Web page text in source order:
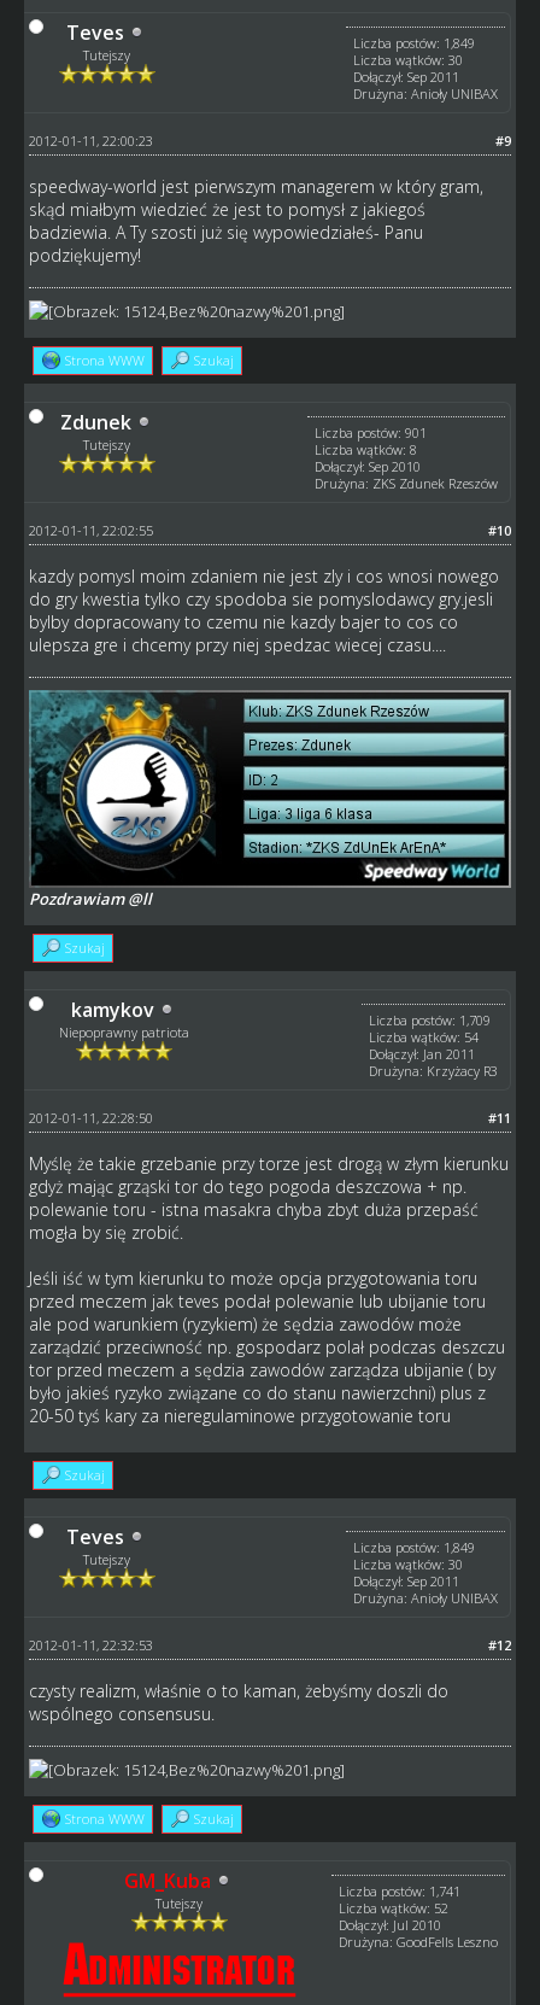
Teves
Tutejszy
Liczba postów: 1,849
Liczba wątków: 30
Dołączył: Sep 2011
Drużyna: Anioły UNIBAX
#9
2012-01-11, 22:00:23
speedway-world jest pierwszym managerem w który gram,
skąd miałbym wiedzieć że jest to pomysł z jakiegoś
badziewia. A Ty szosti już się wypowiedziałeś- Panu
podziękujemy!
Strona WWW Szukaj
Zdunek
Tutejszy
Liczba postów: 901
Liczba wątków: 8
Dołączył: Sep 2010
Drużyna: ZKS Zdunek Rzeszów
#10
2012-01-11, 22:02:55
kazdy pomysl moim zdaniem nie jest zly i cos wnosi nowego
do gry kwestia tylko czy spodoba sie pomyslodawcy gry.jesli
bylby dopracowany to czemu nie kazdy bajer to cos co
ulepsza gre i chcemy przy niej spedzac wiecej czasu....
Pozdrawiam @ll
Szukaj
kamykov
Niepoprawny patriota
Liczba postów: 1,709
Liczba wątków: 54
Dołączył: Jan 2011
Drużyna: Krzyżacy R3
#11
2012-01-11, 22:28:50
Myślę że takie grzebanie przy torze jest drogą w złym kierunku
gdyż mając grząski tor do tego pogoda deszczowa + np.
polewanie toru - istna masakra chyba zbyt duża przepaść
mogła by się zrobić.
Jeśli iść w tym kierunku to może opcja przygotowania toru
przed meczem jak teves podał polewanie lub ubijanie toru
ale pod warunkiem (ryzykiem) że sędzia zawodów może
zarządzić przeciwność np. gospodarz polał podczas deszczu
tor przed meczem a sędzia zawodów zarządza ubijanie ( by
było jakieś ryzyko związane co do stanu nawierzchni) plus z
20-50 tyś kary za nieregulaminowe przygotowanie toru
Szukaj
Teves
Tutejszy
Liczba postów: 1,849
Liczba wątków: 30
Dołączył: Sep 2011
Drużyna: Anioły UNIBAX
#12
2012-01-11, 22:32:53
czysty realizm, właśnie o to kaman, żebyśmy doszli do
wspólnego consensusu.
Strona WWW Szukaj
GM_Kuba
Tutejszy
Liczba postów: 1,741
Liczba wątków: 52
Dołączył: Jul 2010
Drużyna: GoodFells Leszno